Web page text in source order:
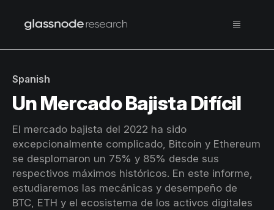
Spanish
Un Mercado Bajista Difícil
El mercado bajista del 2022 ha sido
excepcionalmente complicado, Bitcoin y Ethereum
se desplomaron un 75% y 85% desde sus
respectivos máximos históricos. En este informe,
estudiaremos las mecánicas y desempeño de
BTC, ETH y el ecosistema de los activos digitales